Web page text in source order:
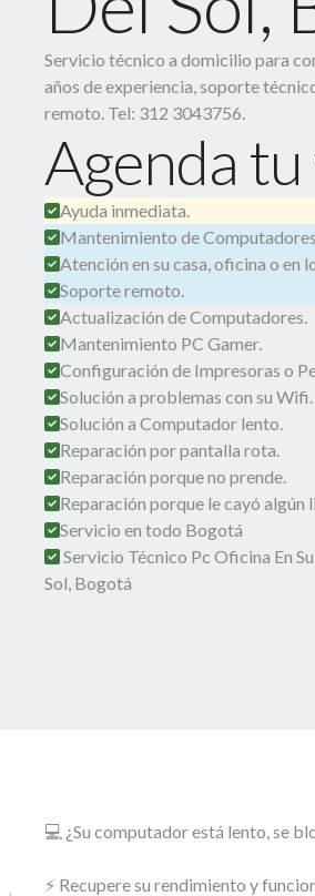
Servicio técnico a domicilio para
años de experiencia, soporte
remoto. Tel: 312 3043756.
Agenda
Ayuda inmediata.
Mantenimiento de
Atención en su casa, oficina o en
Soporte remoto.
Actualización de Computadores.
Mantenimiento PC Gamer.
Configuración de Impresoras o
Solución a problemas con su Wifi.
Solución a Computador lento.
Reparación por pantalla rota.
Reparación porque no prende.
Reparación porque le cayó algún
Servicio en todo Bogotá
Servicio Técnico Pc Oficina En
Sol, Bogotá
💻 ¿Su computador está lento, se
⚡ Recupere su rendimiento y